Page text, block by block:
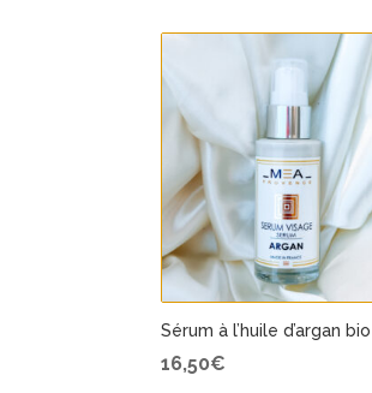
5,00€
20,00€
Sérum à l’huile d’argan bio
16,50€